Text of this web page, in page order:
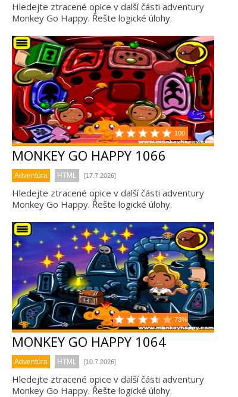
Hledejte ztracené opice v další části adventury
Monkey Go Happy. Řešte logické úlohy.
100
MONKEY GO HAPPY 1066
Adventúra HTML [17.7.2026]
Hledejte ztracené opice v další části adventury
Monkey Go Happy. Řešte logické úlohy.
73%
MONKEY GO HAPPY 1064
Adventúra HTML [10.7.2026]
Hledejte ztracené opice v další části adventury
Monkey Go Happy. Řešte logické úlohy.